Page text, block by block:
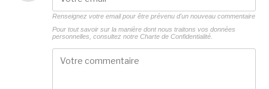
Renseignez votre email pour être prévenu d'un nouveau commentaire
Pour tout savoir sur la manière dont nous traitons vos données
personnelles, consultez notre Charte de Confidentialité.